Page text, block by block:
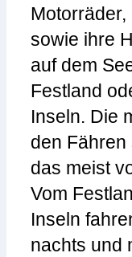
sowie ihre
auf dem
Festland
Inseln. Die
den Fähren
das meist
Vom
Inseln
nachts und